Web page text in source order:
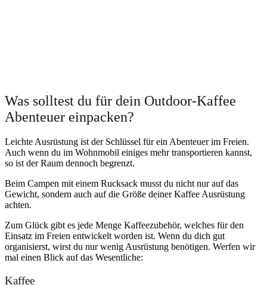
Was solltest du für dein Outdoor-Kaffee
Abenteuer einpacken?
Leichte Ausrüstung ist der Schlüssel für ein Abenteuer im Freien.
Auch wenn du im Wohnmobil einiges mehr transportieren kannst,
so ist der Raum dennoch begrenzt.
Beim Campen mit einem Rucksack musst du nicht nur auf das
Gewicht, sondern auch auf die Größe deiner Kaffee Ausrüstung
achten.
Zum Glück gibt es jede Menge Kaffeezubehör, welches für den
Einsatz im Freien entwickelt worden ist. Wenn du dich gut
organisierst, wirst du nur wenig Ausrüstung benötigen. Werfen wir
mal einen Blick auf das Wesentliche:
Kaffee